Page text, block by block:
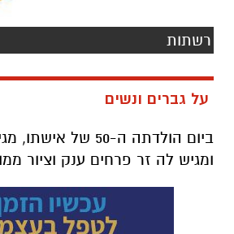
רשתות
על גברים ונשים
ביום הולדתה ה-50
ומגיש לה זר פרחים ענק וציור